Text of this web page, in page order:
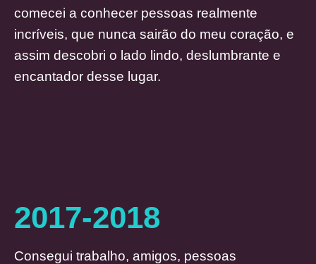
comecei a conhecer pessoas realmente
incríveis, que nunca sairão do meu coração, e
assim descobri o lado lindo, deslumbrante e
encantador desse lugar.
2017-2018
Consegui trabalho, amigos, pessoas